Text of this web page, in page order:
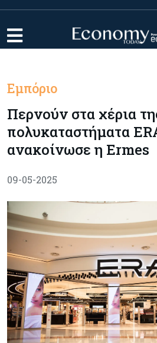
Εμπόριο
Περνούν στα χέρια
πολυκαταστήματα
ανακοίνωσε η Ermes
09-05-2025